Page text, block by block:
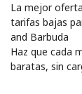
La mejor
tarifas bajas
and Barbuda
Haz que cada
baratas, sin